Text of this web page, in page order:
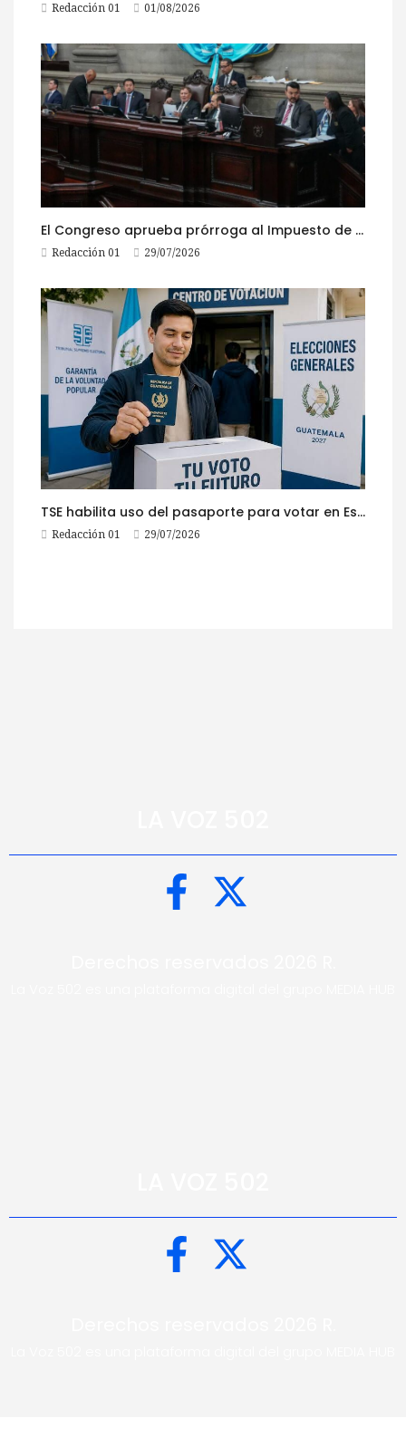
Redacción 01 01/08/2026
El Congreso aprueba prórroga al Impuesto de Circulación 2026
Redacción 01 29/07/2026
TSE habilita uso del pasaporte para votar en Estados Unidos
Redacción 01 29/07/2026